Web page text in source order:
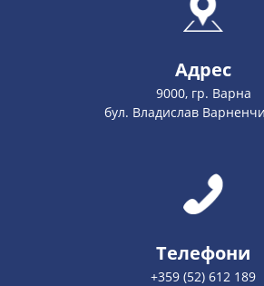
Адрес
9000, гр. Варна
бул. Владислав
Телефони
+359 (52) 612 189